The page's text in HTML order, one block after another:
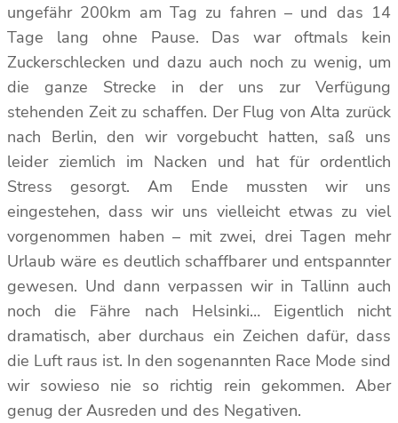
ungefähr 200km am Tag zu fahren – und das 14
Tage lang ohne Pause. Das war oftmals kein
Zuckerschlecken und dazu auch noch zu wenig, um
die ganze Strecke in der uns zur Verfügung
stehenden Zeit zu schaffen. Der Flug von Alta zurück
nach Berlin, den wir vorgebucht hatten, saß uns
leider ziemlich im Nacken und hat für ordentlich
Stress gesorgt. Am Ende mussten wir uns
eingestehen, dass wir uns vielleicht etwas zu viel
vorgenommen haben – mit zwei, drei Tagen mehr
Urlaub wäre es deutlich schaffbarer und entspannter
gewesen. Und dann verpassen wir in Tallinn auch
noch die Fähre nach Helsinki… Eigentlich nicht
dramatisch, aber durchaus ein Zeichen dafür, dass
die Luft raus ist. In den sogenannten Race Mode sind
wir sowieso nie so richtig rein gekommen. Aber
genug der Ausreden und des Negativen.